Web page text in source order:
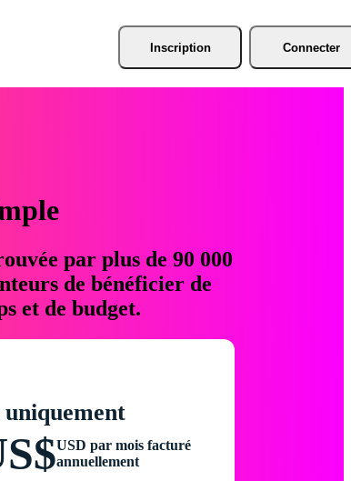
Inscription Connecter
par plus de 90 000
de bénéficier de
et de budget.
uniquement
USD par mois facturé
annuellement